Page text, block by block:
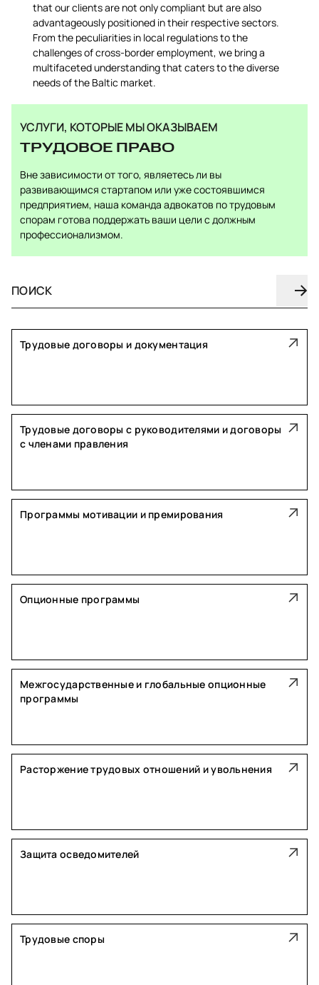
that our clients are not only compliant but are also
advantageously positioned in their respective sectors.
From the peculiarities in local regulations to the
challenges of cross-border employment, we bring a
multifaceted understanding that caters to the diverse
needs of the Baltic market.
УСЛУГИ, КОТОРЫЕ МЫ ОКАЗЫВАЕМ
ТРУДОВОЕ ПРАВО
Вне зависимости от того, являетесь ли вы
развивающимся стартапом или уже состоявшимся
предприятием, наша команда адвокатов по трудовым
спорам готова поддержать ваши цели с должным
профессионализмом.
Трудовые договоры и документация
Трудовые договоры с руководителями и договоры
с членами правления
Программы мотивации и премирования
Опционные программы
Межгосударственные и глобальные опционные
программы
Расторжение трудовых отношений и увольнения
Защита осведомителей
Трудовые споры